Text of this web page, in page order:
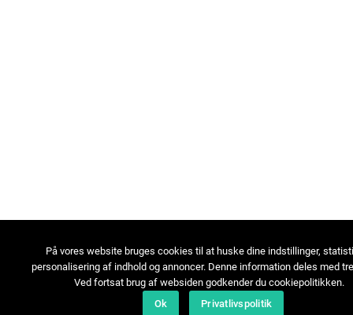
På vores website bruges cookies til at huske dine indstillinger,
personalisering af indhold og annoncer. Denne information deles med
Ved fortsat brug af websiden godkender du cookiepolitikken.
Ok
Privatlivspolitik